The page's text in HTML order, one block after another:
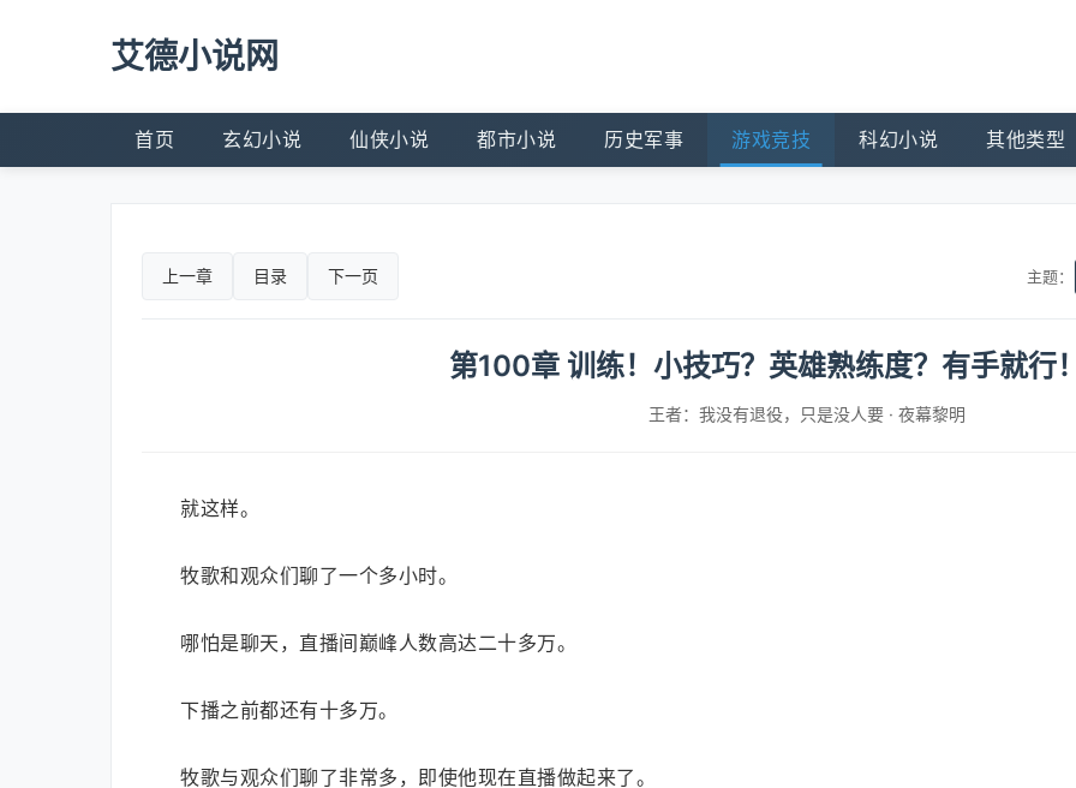
艾德小说网
首页 玄幻小说 仙侠小说 都市小说 历史军事 游戏竞技 科幻小说 其他类型
上一章 目录 下一页 主题：
第100章 训练！小技巧？英雄熟练度？有手就行
王者：我没有退役，只是没人要 · 夜幕黎明
就这样。
牧歌和观众们聊了一个多小时。
哪怕是聊天，直播间巅峰人数高达二十多万。
下播之前都还有十多万。
牧歌与观众们聊了非常多，即使他现在直播做起来了。